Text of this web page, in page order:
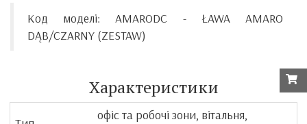
Код моделі: AMARODC - ŁAWA AMARO
DĄB/CZARNY (ZESTAW)
Характеристики
офіс та робочі зони, вітальня,